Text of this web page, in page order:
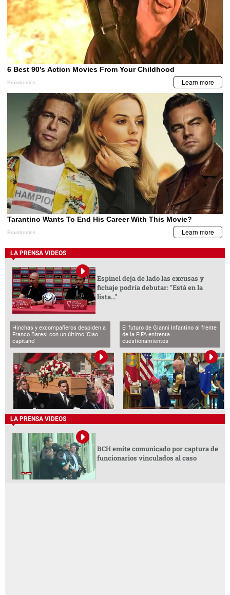
LA PRENSA VIDEOS
Espinel deja de lado las excusas y
fichaje podría debutar: "Está en la
lista..."
Hinchas y excompañeros despiden a
Franco Baresi con un último 'Ciao
capitano'
El futuro de Gianni Infantino al frente
de la FIFA enfrenta
cuestionamientos
LA PRENSA VIDEOS
BCH emite comunicado por captura de
funcionarios vinculados al caso